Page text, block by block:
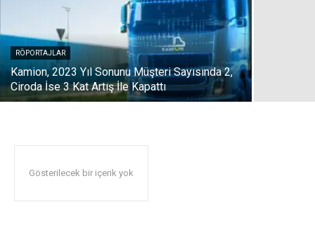
RÖPORTAJLAR
Kamion, 2023 Yıl Sonunu Müşteri Sayısında 2,
Ciroda İse 3 Kat Artış İle Kapattı
Gösterilecek bir içerik yok